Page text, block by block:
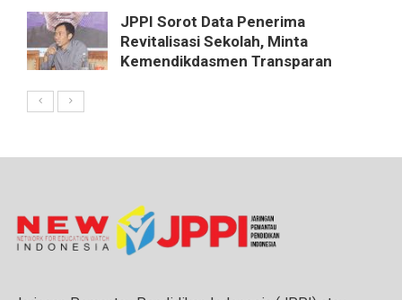
JPPI Sorot Data Penerima
Revitalisasi Sekolah, Minta
Kemendikdasmen Transparan